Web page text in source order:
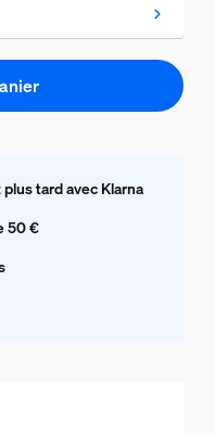
tard avec Klarna
50 €